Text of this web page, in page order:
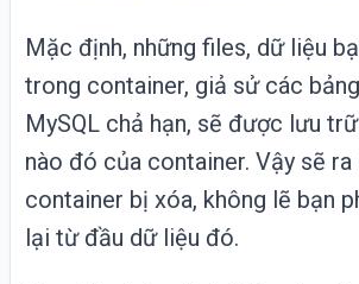
Mặc định, những files, dữ liệu
trong container, giả sử các
MySQL chả hạn, sẽ được lưu
nào đó của container. Vậy sẽ ra
container bị xóa, không lẽ bạn
lại từ đầu dữ liệu đó.